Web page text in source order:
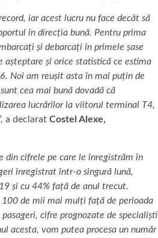
iar acest lucru nu face decât să
în direcția bună. Pentru prima
și debarcați în primele șase
și orice statistică ce estima
Noi am reușit asta în mai puțin de
cea mai bună dovadă că
lucrărilor la viitorul terminal T4,
a declarat Costel Alexe,
din cifrele pe care le înregistrăm în
înregistrat într-o singură lună,
și cu 44% față de anul trecut.
100 de mii mai mulți față de perioada
cifre prognozate de specialiști
acesta, vom putea procesa un număr